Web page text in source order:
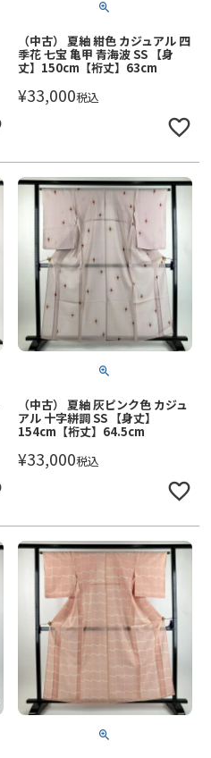
（中古） 夏紬 紺色 カジュアル 四
季花 七宝 亀甲 青海波 SS 【身
丈】150cm【裄丈】63cm
¥33,000税込
（中古） 夏紬 灰ピンク色 カジュ
アル 十字絣調 SS 【身丈】
154cm【裄丈】64.5cm
¥33,000税込